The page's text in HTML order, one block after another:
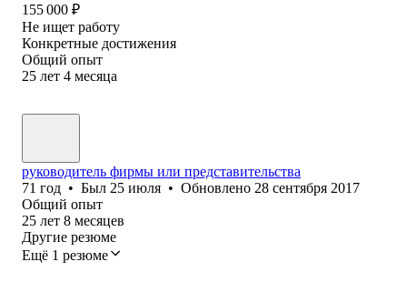
155 000 ₽
Не ищет работу
Конкретные достижения
Общий опыт
25 лет 4 месяца
руководитель фирмы или представительства
71 год • Был 25 июля • Обновлено 28 сентября 2017
Общий опыт
25 лет 8 месяцев
Другие резюме
Ещё 1 резюме